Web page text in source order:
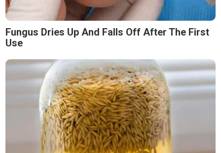
Fungus Dries Up And Falls Off After The First
Use